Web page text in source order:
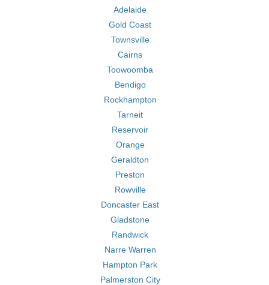
Adelaide
Gold Coast
Townsville
Cairns
Toowoomba
Bendigo
Rockhampton
Tarneit
Reservoir
Orange
Geraldton
Preston
Rowville
Doncaster East
Gladstone
Randwick
Narre Warren
Hampton Park
Palmerston City